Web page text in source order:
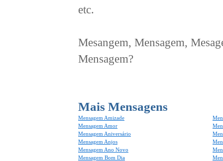
etc.
Mesangem, Mensagem,
Mensagem?
Mais Mensagens
Mensagem Amizade
Mensagem Amor
Mensagem Aniversário
Mensagem Anjos
Mensagem Ano Novo
Mensagem Bom Dia